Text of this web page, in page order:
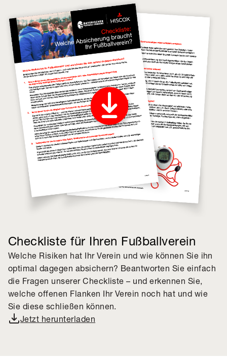
Checkliste für Ihren Fußballverein
Welche Risiken hat Ihr Verein und wie können Sie ihn
optimal dagegen absichern? Beantworten Sie einfach
die Fragen unserer Checkliste – und erkennen Sie,
welche offenen Flanken Ihr Verein noch hat und wie
Sie diese schließen können.
Jetzt herunterladen